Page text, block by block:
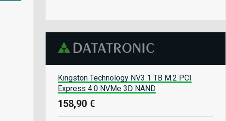
Kingston Technology NV3 1 TB M.2 PCI
Express 4.0 NVMe 3D NAND
158,90 €